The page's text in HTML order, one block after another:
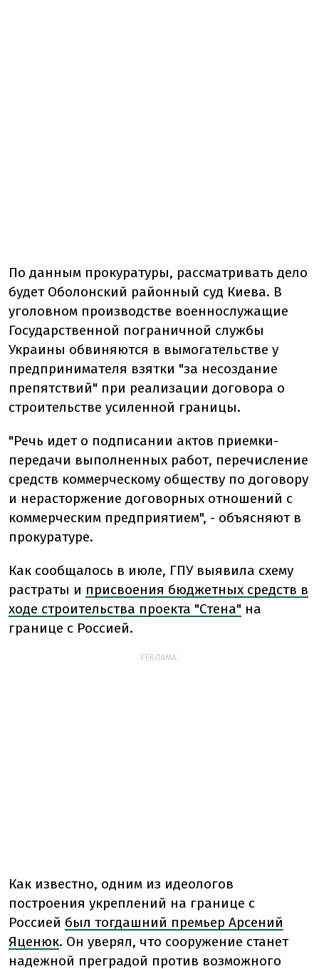
По данным прокуратуры, рассматривать дело
будет Оболонский районный суд Киева. В
уголовном производстве военнослужащие
Государственной пограничной службы
Украины обвиняются в вымогательстве у
предпринимателя взятки "за несоздание
препятствий" при реализации договора о
строительстве усиленной границы.
"Речь идет о подписании актов приемки-
передачи выполненных работ, перечисление
средств коммерческому обществу по договору
и нерасторжение договорных отношений с
коммерческим предприятием", - объясняют в
прокуратуре.
Как сообщалось в июле, ГПУ выявила схему
растраты и присвоения бюджетных средств в
ходе строительства проекта "Стена" на
границе с Россией.
РЕКЛАМА:
Как известно, одним из идеологов
построения укреплений на границе с
Россией был тогдашний премьер Арсений
Яценюк. Он уверял, что сооружение станет
надежной преградой против возможного